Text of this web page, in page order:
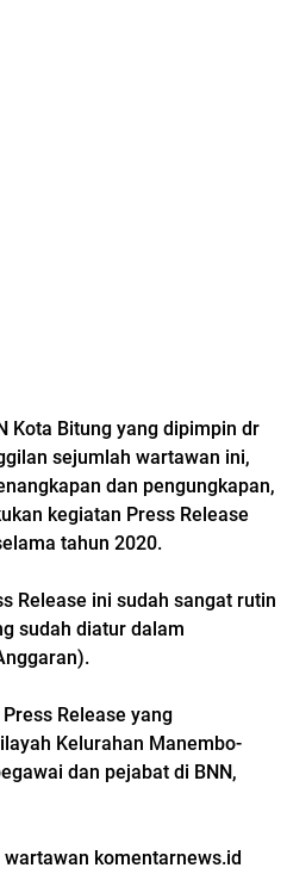
Kota Bitung yang dipimpin dr
sejumlah wartawan ini,
dan pengungkapan,
kegiatan Press Release
tahun 2020.
Release ini sudah sangat rutin
sudah diatur dalam
Release yang
Kelurahan Manembo-
dan pejabat di BNN,
wartawan komentarnews.id